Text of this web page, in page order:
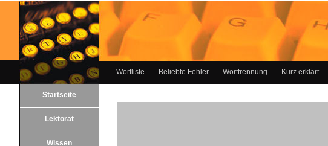
Wortliste Beliebte Fehler Worttrennung Kurz erklärt
Startseite
Lektorat
Wissen